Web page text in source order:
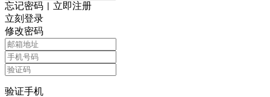
忘记密码
立即注册
立刻登录
修改密码
验证手机